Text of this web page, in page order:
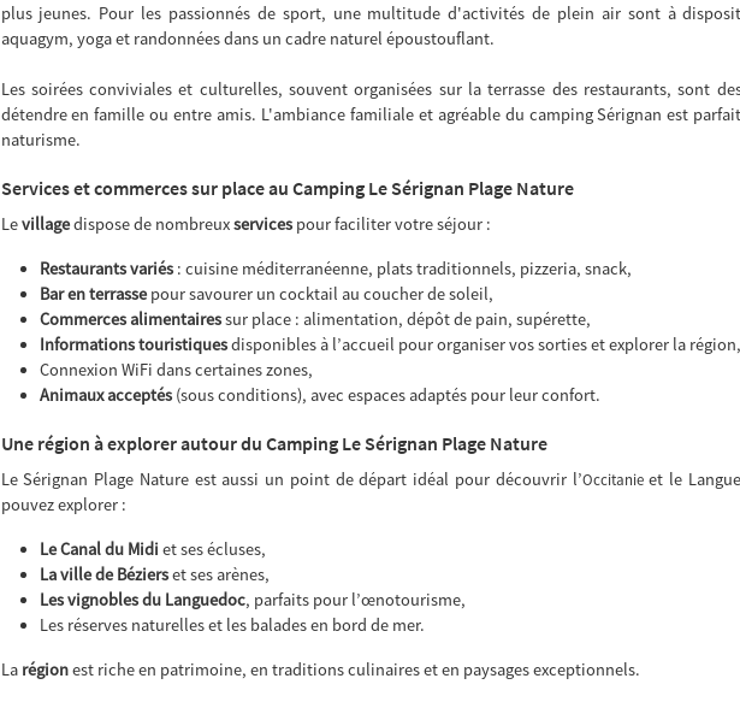
plus jeunes. Pour les passionnés de sport, une multitude d'activités de plein air sont à
aquagym, yoga et randonnées dans un cadre naturel époustouflant.
Les soirées conviviales et culturelles, souvent organisées sur la terrasse des restaurants, sont
détendre en famille ou entre amis. L'ambiance familiale et agréable du camping Sérignan est
naturisme.
Services et commerces sur place au Camping Le Sérignan Plage Nature
Levillagedispose de nombreuxservicespour faciliter votre séjour :
Restaurants variés: cuisine méditerranéenne, plats traditionnels, pizzeria, snack,
Bar en terrassepour savourer un cocktail au coucher de soleil,
Commerces alimentairessur place : alimentation, dépôt de pain, supérette,
Informations touristiquesdisponibles à l’accueil pour organiser vos sorties et explorer la région,
Connexion WiFi dans certaines zones,
Animaux acceptés(sous conditions), avec espaces adaptés pour leur confort.
Une région à explorer autour du Camping Le Sérignan Plage Nature
Le Sérignan Plage Nature est aussi un point de départ idéal pour découvrir l’Occitanieet le
pouvez explorer :
Le Canal du Midi et ses écluses,
La ville de Bézierset ses arènes,
Les vignobles du Languedoc, parfaits pour l’œnotourisme,
Les réserves naturelles et les balades en bord de mer.
La régionest riche en patrimoine, en traditions culinaires et en paysages exceptionnels.